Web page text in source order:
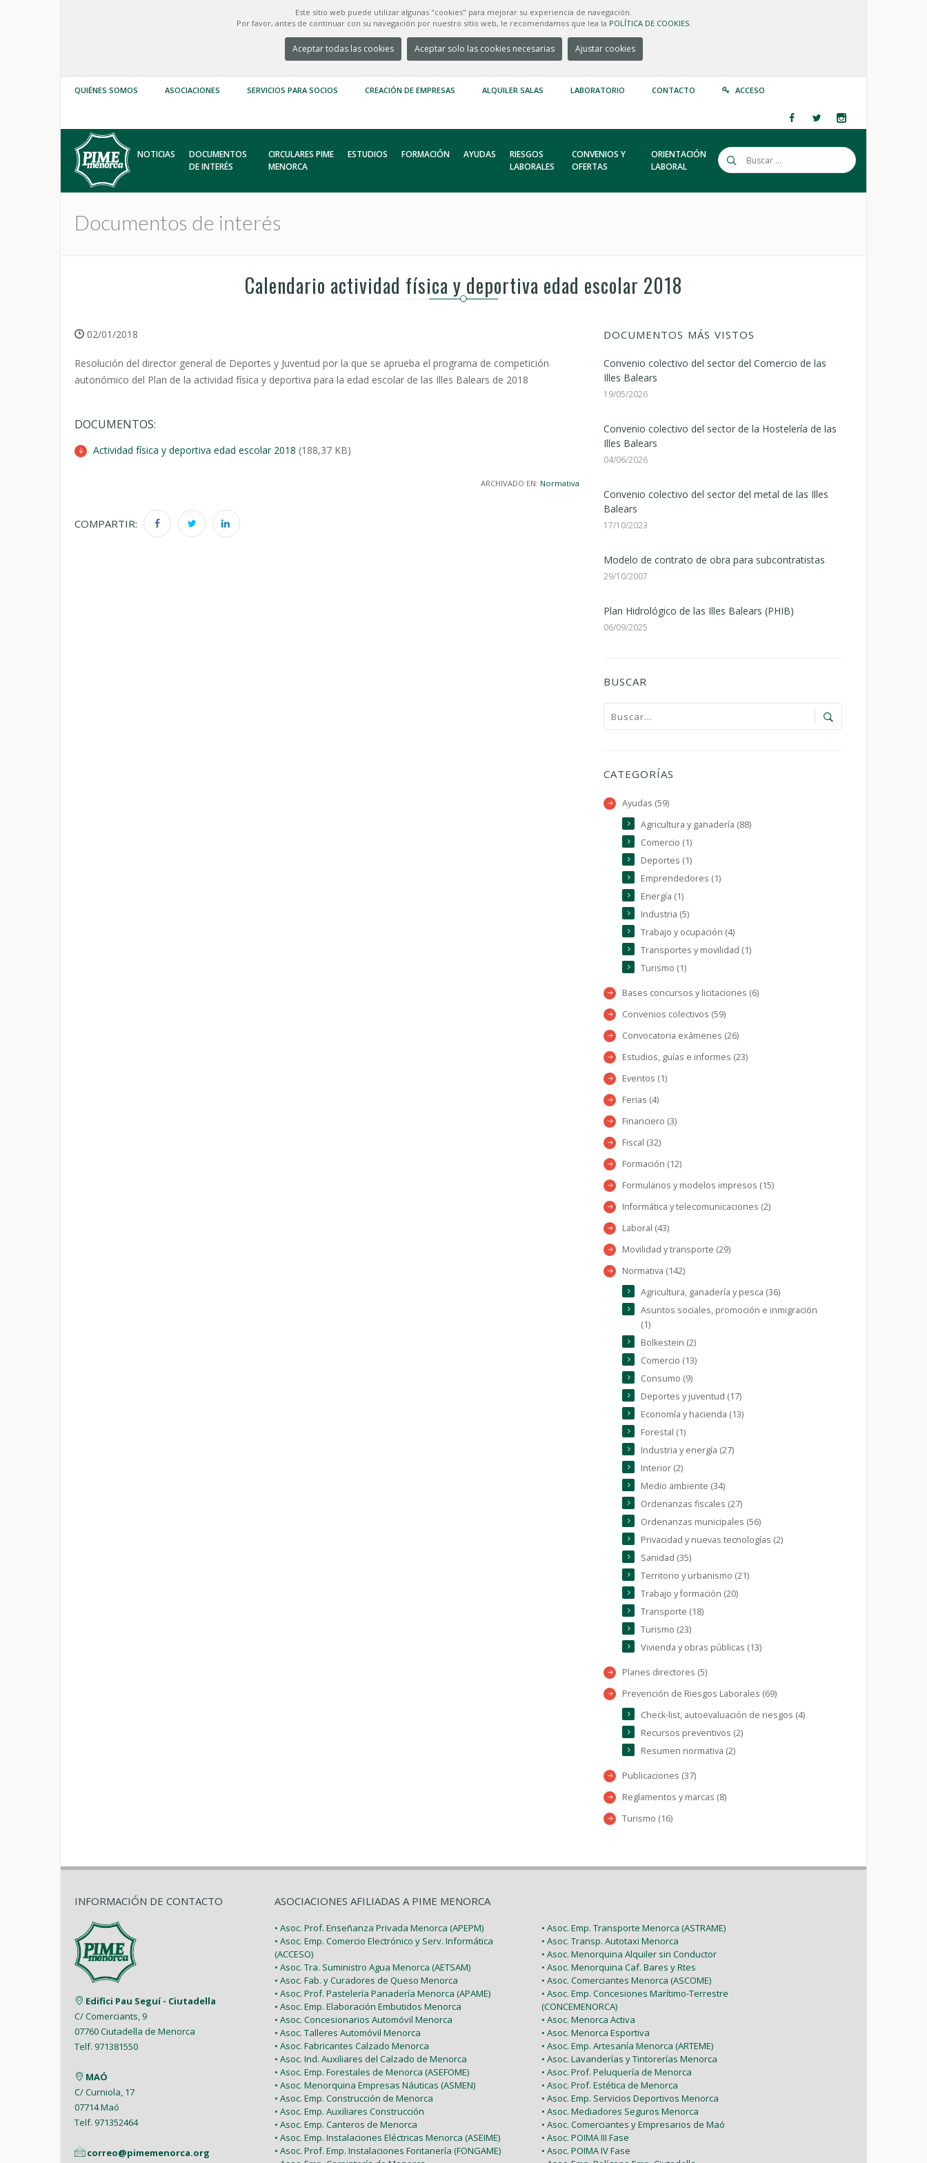
Este sitio web puede utilizar algunas "cookies" para mejorar su experiencia de navegación.
Por favor, antes de continuar con su navegación por nuestro sitio web, le recomendamos que lea la POLÍTICA DE COOKIES.
Aceptar todas las cookies Aceptar solo las cookies necesarias Ajustar cookies
QUIÉNES SOMOS ASOCIACIONES SERVICIOS PARA SOCIOS CREACIÓN DE EMPRESAS ALQUILER SALAS LABORATORIO CONTACTO ACCESO
NOTICIAS
DOCUMENTOS
DE INTERÉS
CIRCULARES PIME
MENORCA
ESTUDIOS FORMACIÓN AYUDAS
RIESGOS
LABORALES
CONVENIOS Y
OFERTAS
ORIENTACIÓN
LABORAL
Documentos de interés
Calendario actividad física y deportiva edad escolar 2018
02/01/2018
Resolución del director general de Deportes y Juventud por la que se aprueba el programa de competición
autonómico del Plan de la actividad física y deportiva para la edad escolar de las Illes Balears de 2018
DOCUMENTOS:
Actividad física y deportiva edad escolar 2018 (188,37 KB)
ARCHIVADO EN: Normativa
COMPARTIR:
DOCUMENTOS MÁS VISTOS
Convenio colectivo del sector del Comercio de las
Illes Balears
19/05/2026
Convenio colectivo del sector de la Hostelería de las
Illes Balears
04/06/2026
Convenio colectivo del sector del metal de las Illes
Balears
17/10/2023
Modelo de contrato de obra para subcontratistas
29/10/2007
Plan Hidrológico de las Illes Balears (PHIB)
06/09/2025
BUSCAR
CATEGORÍAS
Ayudas (59)
Agricultura y ganadería (88)
Comercio (1)
Deportes (1)
Emprendedores (1)
Energía (1)
Industria (5)
Trabajo y ocupación (4)
Transportes y movilidad (1)
Turismo (1)
Bases concursos y licitaciones (6)
Convenios colectivos (59)
Convocatoria exámenes (26)
Estudios, guías e informes (23)
Eventos (1)
Ferias (4)
Financiero (3)
Fiscal (32)
Formación (12)
Formularios y modelos impresos (15)
Informática y telecomunicaciones (2)
Laboral (43)
Movilidad y transporte (29)
Normativa (142)
Agricultura, ganadería y pesca (36)
Asuntos sociales, promoción e inmigración
(1)
Bolkestein (2)
Comercio (13)
Consumo (9)
Deportes y juventud (17)
Economía y hacienda (13)
Forestal (1)
Industria y energía (27)
Interior (2)
Medio ambiente (34)
Ordenanzas fiscales (27)
Ordenanzas municipales (56)
Privacidad y nuevas tecnologías (2)
Sanidad (35)
Territorio y urbanismo (21)
Trabajo y formación (20)
Transporte (18)
Turismo (23)
Vivienda y obras públicas (13)
Planes directores (5)
Prevención de Riesgos Laborales (69)
Check-list, autoevaluación de riesgos (4)
Recursos preventivos (2)
Resumen normativa (2)
Publicaciones (37)
Reglamentos y marcas (8)
Turismo (16)
INFORMACIÓN DE CONTACTO
Edifici Pau Seguí - Ciutadella
C/ Comerciants, 9
07760 Ciutadella de Menorca
Telf. 971381550
MAÓ
C/ Curniola, 17
07714 Maó
Telf. 971352464
correo@pimemenorca.org
ASOCIACIONES AFILIADAS A PIME MENORCA
• Asoc. Prof. Enseñanza Privada Menorca (APEPM)
• Asoc. Emp. Comercio Electrónico y Serv. Informática
(ACCESO)
• Asoc. Tra. Suministro Agua Menorca (AETSAM)
• Asoc. Fab. y Curadores de Queso Menorca
• Asoc. Prof. Pastelería Panadería Menorca (APAME)
• Asoc. Emp. Elaboración Embutidos Menorca
• Asoc. Concesionarios Automóvil Menorca
• Asoc. Talleres Automóvil Menorca
• Asoc. Fabricantes Calzado Menorca
• Asoc. Ind. Auxiliares del Calzado de Menorca
• Asoc. Emp. Forestales de Menorca (ASEFOME)
• Asoc. Menorquina Empresas Náuticas (ASMEN)
• Asoc. Emp. Construcción de Menorca
• Asoc. Emp. Auxiliares Construcción
• Asoc. Emp. Canteros de Menorca
• Asoc. Emp. Instalaciones Eléctricas Menorca (ASEIME)
• Asoc. Prof. Emp. Instalaciones Fontanería (FONGAME)
• Asoc. Emp. Transporte Menorca (ASTRAME)
• Asoc. Transp. Autotaxi Menorca
• Asoc. Menorquina Alquiler sin Conductor
• Asoc. Menorquina Caf. Bares y Rtes
• Asoc. Comerciantes Menorca (ASCOME)
• Asoc. Emp. Concesiones Marítimo-Terrestre
(CONCEMENORCA)
• Asoc. Menorca Activa
• Asoc. Menorca Esportiva
• Asoc. Emp. Artesanía Menorca (ARTEME)
• Asoc. Lavanderías y Tintorerías Menorca
• Asoc. Prof. Peluquería de Menorca
• Asoc. Prof. Estética de Menorca
• Asoc. Emp. Servicios Deportivos Menorca
• Asoc. Mediadores Seguros Menorca
• Asoc. Comerciantes y Empresarios de Maó
• Asoc. POIMA III Fase
• Asoc. POIMA IV Fase